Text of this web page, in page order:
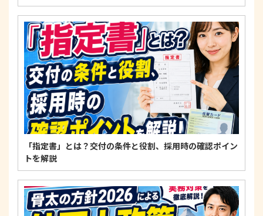
「指定書」とは？交付の条件と役割、採用時の確認ポイン
トを解説